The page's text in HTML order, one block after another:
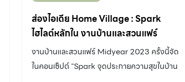
ตอนนั้นเกิดความรู้สึกอยากทำงานศิลปะก็ทำเลย
ถ้า ‘ฟีล’ มันมาอารมณ์มันได้ ทุกที่เป็นมุมโปรดได้
“ผมคิดว่ามีผลนะ ถ้าเป็น Vibe ที่มีความรื่นรมย์
คือ ถึงแม้ว่าจะเป็นในร้านกาแฟมีคนนั่งอยู่ข้างๆ แต่
จริงๆ รับประทาน เพราะเท่าที่ทราบมาถึง
กระบวนการปลูกต่างๆ ทำให้เราไม่ค่อยมั่นใจเท่าไร
จึงทำให้เราอยากจะหันมาปลูกผักเอง เพราะผมรู้สึก
ว่าคงไม่มีอะไรปลอดภัยเท่าผมปลูกให้เขากินเอง
เลยเป็นที่มาและแรงบันดาลใจให้หันมาสนใจ
การเกษตรแนวนี้ พอได้มาเจอกับอาจารย์ กฤษณะ
ส่องไอเดีย Home Village : Spark
ไฮไลต์หลักใน งานบ้านและสวนแฟร์
Midyear 2023
งานบ้านและสวนแฟร์ Midyear 2023 ครั้งนี้จัด
ในคอนเซ็ปต์ "Spark จุดประกายความสุขในบ้าน